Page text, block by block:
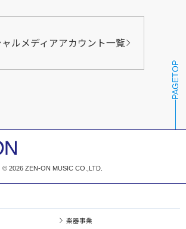
ルメディアアカウント一覧
PAGETOP
© 2026 ZEN-ON MUSIC CO.,LTD.
楽器事業